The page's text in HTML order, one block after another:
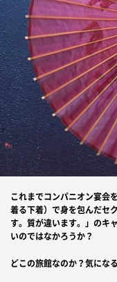
これまでコンパニオン宴会
着る下着）で身を包んだセ
す。質が違います。」のキ
いのではなかろうか？
どこの旅館なのか？気になる